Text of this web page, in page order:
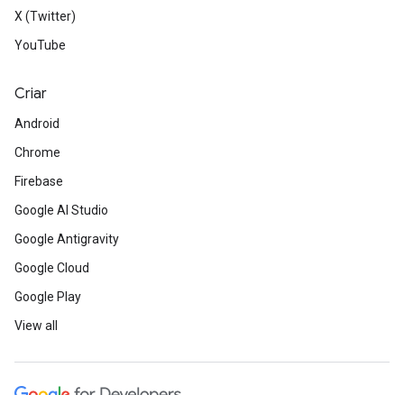
X (Twitter)
YouTube
Criar
Android
Chrome
Firebase
Google AI Studio
Google Antigravity
Google Cloud
Google Play
View all